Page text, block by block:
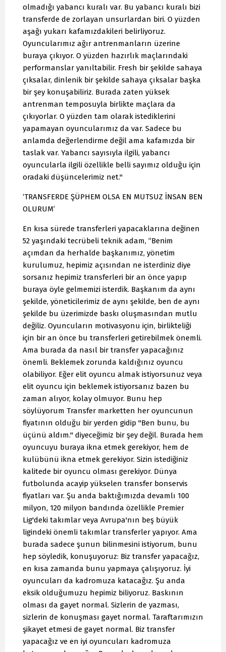
olmadığı yabancı kuralı var. Bu yabancı kuralı bizi
transferde de zorlayan unsurlardan biri. O yüzden
aşağı yukarı kafamızdakileri belirliyoruz.
Oyuncularımız ağır antrenmanların üzerine
buraya çıkıyor. O yüzden hazırlık maçlarındaki
performanslar yanıltabilir. Fresh bir şekilde sahaya
çıksalar, dinlenik bir şekilde sahaya çıksalar başka
bir şey konuşabiliriz. Burada zaten yüksek
antrenman temposuyla birlikte maçlara da
çıkıyorlar. O yüzden tam olarak istediklerini
yapamayan oyuncularımız da var. Sadece bu
anlamda değerlendirme değil ama kafamızda bir
taslak var. Yabancı sayısıyla ilgili, yabancı
oyuncularla ilgili özellikle belli sayımız olduğu için
oradaki düşüncelerimiz net."
‘TRANSFERDE ŞÜPHEM OLSA EN MUTSUZ İNSAN BEN
OLURUM’
En kısa sürede transferleri yapacaklarına değinen
52 yaşındaki tecrübeli teknik adam, “Benim
açımdan da herhalde başkanımız, yönetim
kurulumuz, hepimiz açısından ne isterdiniz diye
sorsanız hepimiz transferleri bir an önce yapıp
buraya öyle gelmemizi isterdik. Başkanım da aynı
şekilde, yöneticilerimiz de aynı şekilde, ben de aynı
şekilde bu üzerimizde baskı oluşmasından mutlu
değiliz. Oyuncuların motivasyonu için, birlikteliği
için bir an önce bu transferleri getirebilmek önemli.
Ama burada da nasıl bir transfer yapacağınız
önemli. Beklemek zorunda kaldığınız oyuncu
olabiliyor. Eğer elit oyuncu almak istiyorsunuz veya
elit oyuncu için beklemek istiyorsanız bazen bu
zaman alıyor, kolay olmuyor. Bunu hep
söylüyorum Transfer marketten her oyuncunun
fiyatının olduğu bir yerden gidip "Ben bunu, bu
üçünü aldım." diyeceğimiz bir şey değil. Burada hem
oyuncuyu buraya ikna etmek gerekiyor, hem de
kulübünü ikna etmek gerekiyor. Sizin istediğiniz
kalitede bir oyuncu olması gerekiyor. Dünya
futbolunda acayip yükselen transfer bonservis
fiyatları var. Şu anda baktığımızda devamlı 100
milyon, 120 milyon bandında özellikle Premier
Lig'deki takımlar veya Avrupa'nın beş büyük
ligindeki önemli takımlar transferler yapıyor. Ama
burada sadece şunun bilinmesini istiyorum, bunu
hep söyledik, konuşuyoruz: Biz transfer yapacağız,
en kısa zamanda bunu yapmaya çalışıyoruz. İyi
oyuncuları da kadromuza katacağız. Şu anda
eksik olduğumuzu hepimiz biliyoruz. Baskının
olması da gayet normal. Sizlerin de yazması,
sizlerin de konuşması gayet normal. Taraftarımızın
şikayet etmesi de gayet normal. Biz transfer
yapacağız ve en iyi oyuncuları kadromuza